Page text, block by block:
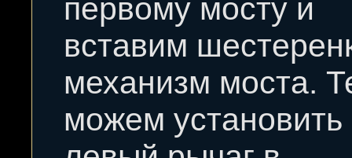
первому мосту и
вставим
механизм моста.
можем установить